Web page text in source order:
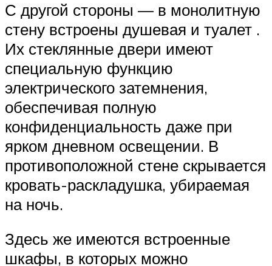
С другой стороны — в монолитную
стену встроены душевая и туалет .
Их стеклянные двери имеют
специальную функцию
электрического затемнения,
обеспечивая полную
конфиденциальность даже при
ярком дневном освещении. В
противоположной стене скрывается
кровать-раскладушка, убираемая
на ночь.
Здесь же имеются встроенные
шкафы, в которых можно